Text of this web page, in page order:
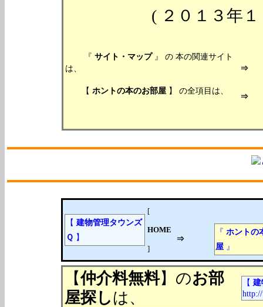
( ２０１３年
『サイト・マップ』 の 本の関連サイト
は、
【ホントの本のお部屋 】 の全項目は、
【 建物管理タウンズ
Ｑ 】
[
HOME
]
⇒
『 ホントの
屋 』
【仲介料無料】のお部
屋探し は、
【 建